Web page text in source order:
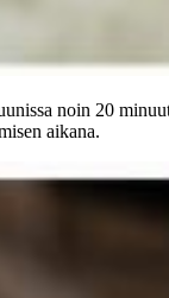
noin 20
aikana.